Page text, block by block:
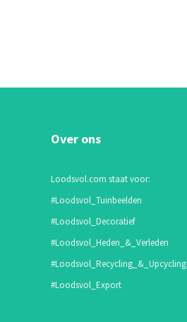
Over ons
Loodsvol.com staat voor:
#Loodsvol_Tuinbeelden
#Loodsvol_Decoratief
#Loodsvol_Heden_&_Verleden
#Loodsvol_Recycling_&_Upcycling
#Loodsvol_Export